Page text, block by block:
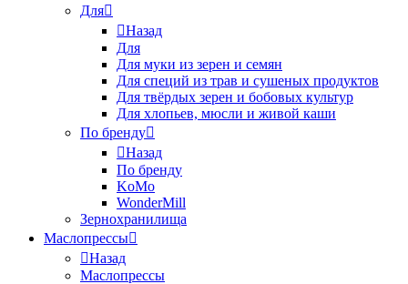
Для
Назад
Для
Для муки из зерен и семян
Для специй из трав и сушеных продуктов
Для твёрдых зерен и бобовых культур
Для хлопьев, мюсли и живой каши
По бренду
Назад
По бренду
KoMo
WonderMill
Зернохранилища
Маслопрессы
Назад
Маслопрессы